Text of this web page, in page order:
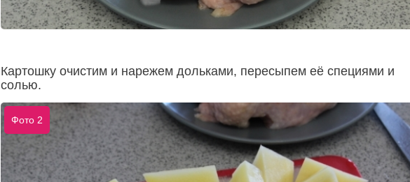
Картошку очистим и нарежем дольками, пересыпем её специями и
солью.
Фото 2